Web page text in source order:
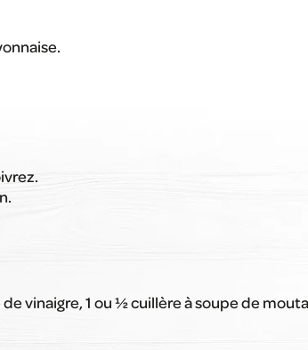
vinaigre, 1 ou ½ cuillère à soupe de